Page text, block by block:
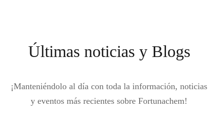
Últimas noticias y Blogs
¡Manteniéndolo al día con toda la información, noticias
y eventos más recientes sobre Fortunachem!